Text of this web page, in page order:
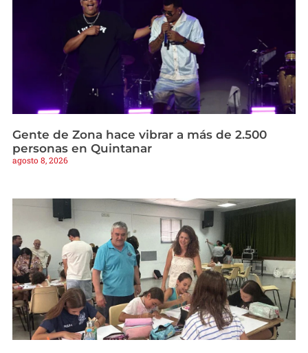
Gente de Zona hace vibrar a más de 2.500
personas en Quintanar
agosto 8, 2026